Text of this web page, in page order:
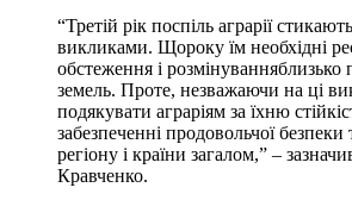
“Третій рік поспіль аграрії
викликами. Щороку їм необхідні
обстеження і розмінуванняблизько
земель. Проте, незважаючи на ці
подякувати аграріям за їхню
забезпеченні продовольчої безпеки
регіону і країни загалом,” –
Кравченко.